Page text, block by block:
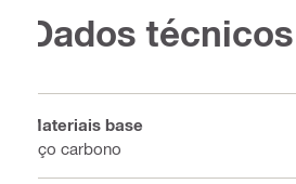
Dados técnicos
Materiais base
Aço carbono